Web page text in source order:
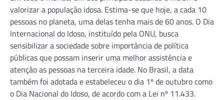
valorizar a população idosa. Estima-se que hoje, a cada 10
pessoas no planeta, uma delas tenha mais de 60 anos. O Dia
Internacional do Idoso, instituído pela ONU, busca
sensibilizar a sociedade sobre importância de política
públicas que possam inserir uma melhor assistência e
atenção as pessoas na terceira idade. No Brasil, a data
também foi adotada e estabeleceu o dia 1º de outubro como
o Dia Nacional do Idoso, de acordo com a Lei nº 11.433.